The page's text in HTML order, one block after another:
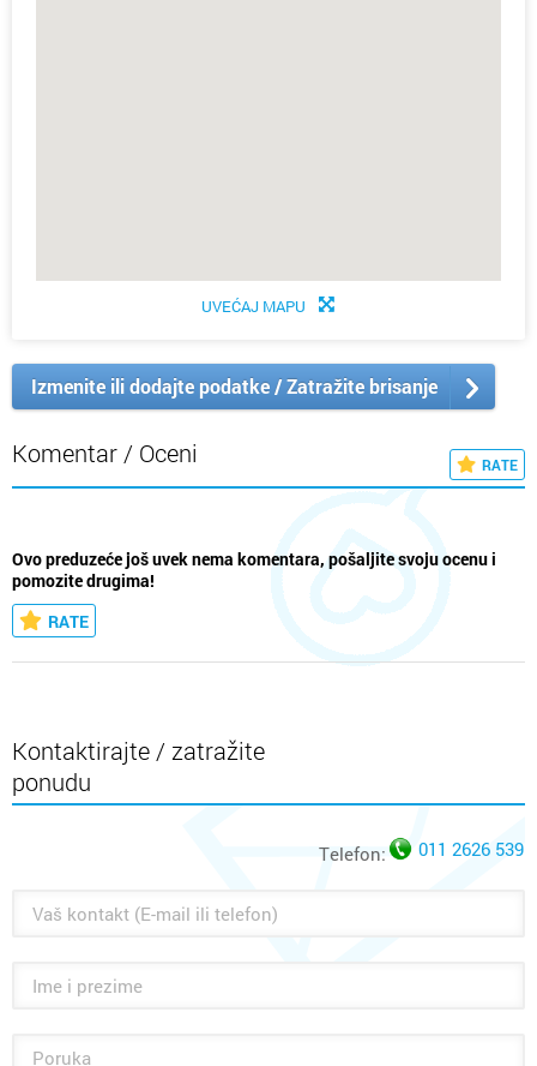
UVEĆAJ MAPU
Izmenite ili dodajte podatke / Zatražite brisanje
Komentar / Oceni RATE
Ovo preduzeće još uvek nema komentara, pošaljite svoju ocenu i
pomozite drugima!
RATE
Kontaktirajte / zatražite
ponudu
Telefon: 011 2626 539